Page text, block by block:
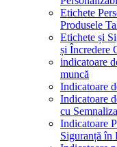
Etichete
Produsele
Etichete și
și Încredere
indicatoare
muncă
Indicatoare
Indicatoare
cu
Indicatoare
Siguranță în